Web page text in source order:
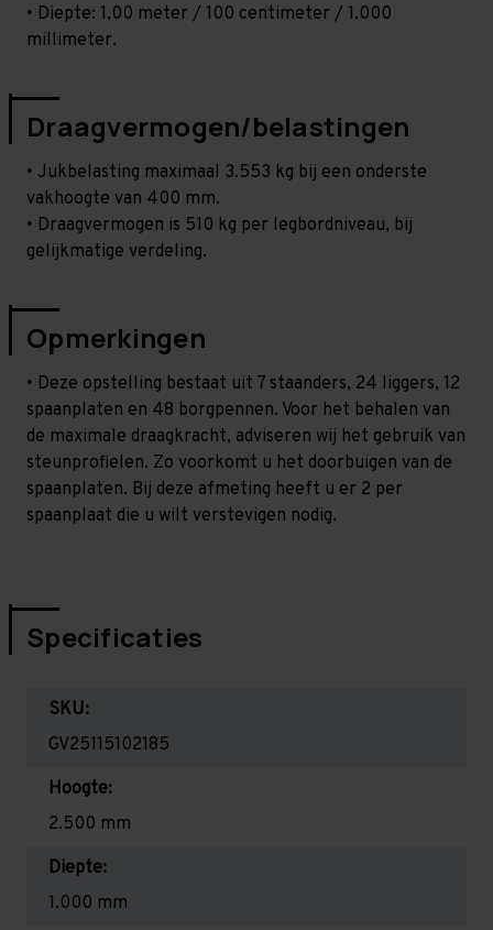
• Diepte: 1,00 meter / 100 centimeter / 1.000
millimeter.
Draagvermogen/belastingen
• Jukbelasting maximaal 3.553 kg bij een onderste
vakhoogte van 400 mm.
• Draagvermogen is 510 kg per legbordniveau, bij
gelijkmatige verdeling.
Opmerkingen
• Deze opstelling bestaat uit 7 staanders, 24 liggers, 12
spaanplaten en 48 borgpennen. Voor het behalen van
de maximale draagkracht, adviseren wij het gebruik van
steunprofielen. Zo voorkomt u het doorbuigen van de
spaanplaten. Bij deze afmeting heeft u er 2 per
spaanplaat die u wilt verstevigen nodig.
Specificaties
SKU:
GV25115102185
Hoogte:
2.500 mm
Diepte:
1.000 mm